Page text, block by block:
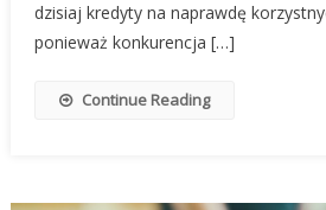
dzisiaj kredyty na naprawdę
ponieważ konkurencja […]
Continue Reading